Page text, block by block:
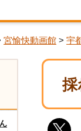
宮愉快動画館 > 宇
採